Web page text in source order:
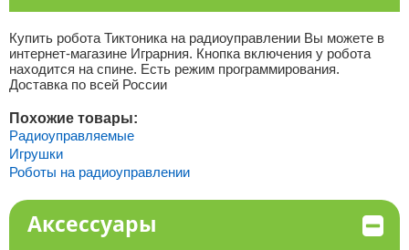
Купить робота Тиктоника на радиоуправлении Вы можете в
интернет-магазине Играрния. Кнопка включения у робота
находится на спине. Есть режим программирования.
Доставка по всей России
Похожие товары:
Радиоуправляемые
Игрушки
Роботы на радиоуправлении
Аксессуары